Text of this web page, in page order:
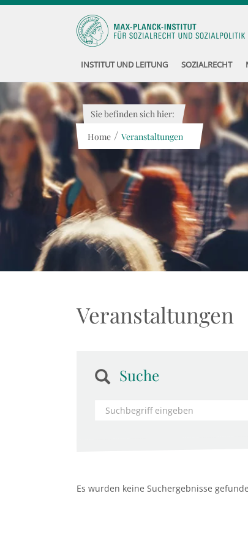
INSTITUT UND LEITUNG SOZIALRECHT
Sie befinden sich hier:
Home / Veranstaltungen
Veranstaltungen
Suche
Es wurden keine Suchergebnisse